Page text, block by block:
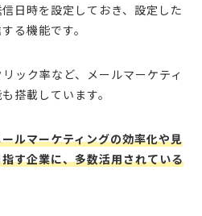
日時を設定しておき、設定した
る機能です。
ック率など、メールマーケティ
搭載しています。
ルマーケティングの効率化や見
す企業に、多数活用されている